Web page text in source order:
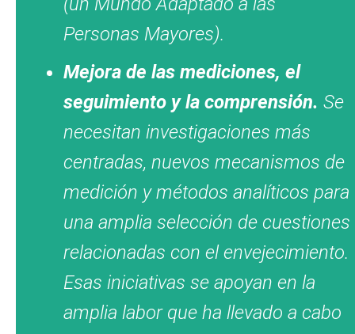
Personas Mayores).
Mejora de las mediciones, el
seguimiento y la comprensión. Se
necesitan investigaciones más
centradas, nuevos mecanismos de
medición y métodos analíticos para
una amplia selección de cuestiones
relacionadas con el envejecimiento.
Esas iniciativas se apoyan en la
amplia labor que ha llevado a cabo